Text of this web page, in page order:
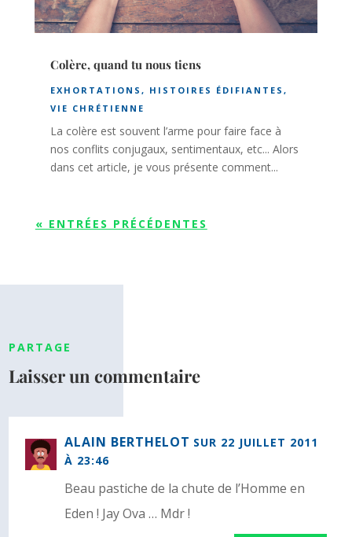
Colère, quand tu nous tiens
EXHORTATIONS , HISTOIRES ÉDIFIANTES ,
VIE CHRÉTIENNE
La colère est souvent l’arme pour faire face à
nos conflits conjugaux, sentimentaux, etc... Alors
dans cet article, je vous présente comment...
« ENTRÉES PRÉCÉDENTES
PARTAGE
Laisser un commentaire
ALAIN BERTHELOT SUR 22 JUILLET 2011
À 23:46
Beau pastiche de la chute de l’Homme en
Eden ! Jay Ova … Mdr !